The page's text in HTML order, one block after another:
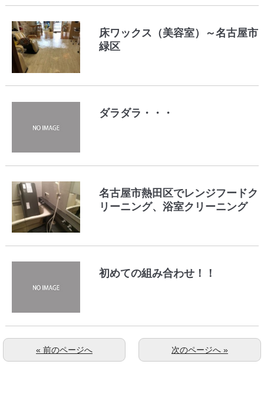
床ワックス（美容室）～名古屋市
緑区
ダラダラ・・・
名古屋市熱田区でレンジフードク
リーニング、浴室クリーニング
初めての組み合わせ！！
次のページへ »
« 前のページへ